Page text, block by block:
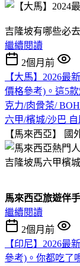
吉隆坡有哪些必
繼續閱讀
2個月前
【大馬】2026最
價格參考)。這5
克力/肉骨茶/
六甲/檳城/沙巴
【馬來西亞】
國
馬來西亞旅遊伴
繼續閱讀
2個月前
【印尼】2026最
參考)。你都吃了